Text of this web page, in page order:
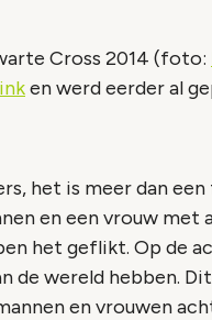
Cross 2014 (foto:
en werd eerder al
het is meer dan
en een vrouw
het geflikt. Op de
de wereld hebben.
en vrouwen